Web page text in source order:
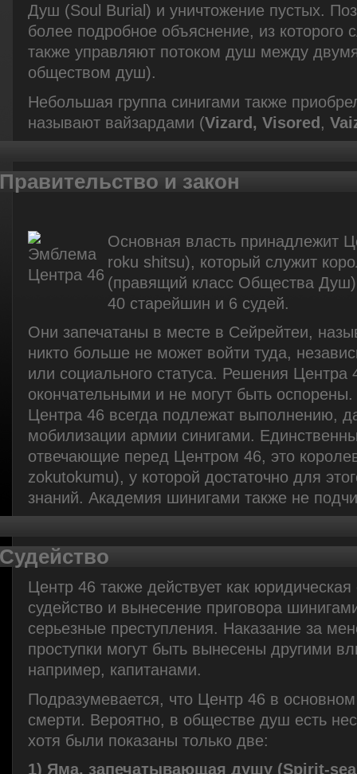
Душ (Soul Burial) и уничтожение пустых.
более подробное объяснение, из которого
также управляют потоком душ между
обществом душ).
Небольшая группа синигами также
называют вайзардами (Vizard, Visored,
Правительство и закон
Основная власть принадлежит
roku shitsu), который служит
(правящий класс Общества
40 старейшин и 6 судей.
Они запечатаны в месте в Сейрейтеи,
никто больше не может войти туда,
или социального статуса. Решения Центра
окончательными и не могут быть
Центра 46 всегда подлежат выполнению,
мобилизации армии синигами.
отвечающие перед Центром 46, это
zokutokumu), у которой достаточно для
знаний. Академия шинигами также не
Судейство
Центр 46 также действует как юридическая
судейство и вынесение приговора
серьезные преступления. Наказание за
проступки могут быть вынесены другими
например, капитанами.
Подразумевается, что Центр 46 в основном
смерти. Вероятно, в обществе душ есть
хотя были показаны только две:
1) Яма, запечатывающая душу (Spirit-